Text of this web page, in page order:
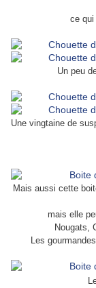
ce qui
Un peu
Une vingtaine de
Mais aussi cette
mais elle
Nougats,
Les